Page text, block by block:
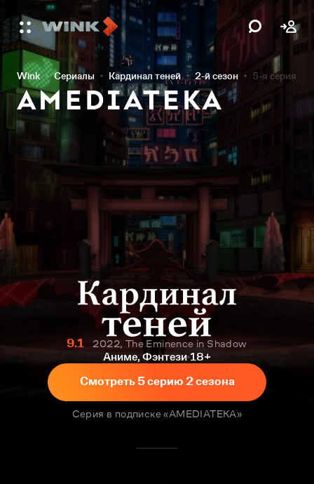
Wink Сериалы Кардинал теней 2-й сезон 5-я серия
9.1
2022, The Eminence in Shadow
Аниме, Фэнтези 18+
Смотреть 5 серию 2 сезона
Серия в подписке «AMEDIATEKA»